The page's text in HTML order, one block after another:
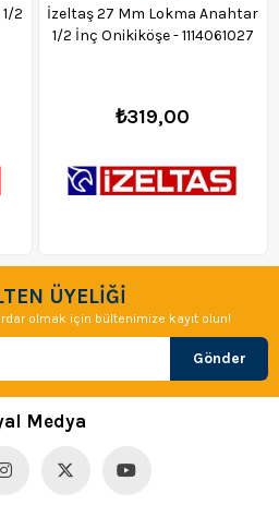
2
İzeltaş 27 Mm Lokma Anahtar
1/2 İnç Onikiköşe - 1114061027
₺319,00
ÜYELİĞİ
olmak için bültenimize kayıt olun!
Gönder
Medya